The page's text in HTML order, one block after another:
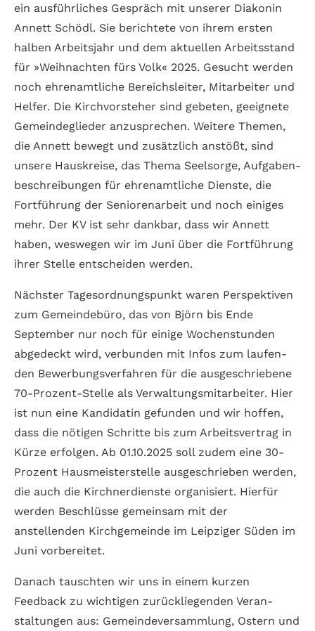
ein ausführ­liches Gespräch mit unserer Diakonin
Annett Schödl. Sie berichtete von ihrem ersten
halben Arbeits­jahr und dem aktuellen Arbeits­stand
für »Weihnachten fürs Volk« 2025. Gesucht werden
noch ehren­amt­liche Bereichs­leiter, Mitarbeiter und
Helfer. Die Kirch­vorsteher sind gebeten, geeignete
Gemeinde­glieder anzusprechen. Weitere Themen,
die Annett bewegt und zusätzlich anstößt, sind
unsere Haus­kreise, das Thema Seelsorge, Aufgaben­
beschreibungen für ehren­amtliche Dienste, die
Fort­führung der Senioren­arbeit und noch einiges
mehr. Der KV ist sehr dank­bar, dass wir Annett
haben, weswegen wir im Juni über die Fortführung
ihrer Stelle entscheiden werden.
Nächster Tages­ordnungs­punkt waren Perspektiven
zum Gemeinde­büro, das von Björn bis Ende
September nur noch für einige Wochen­stunden
abgedeckt wird, verbunden mit Infos zum laufen­
den Bewerbungs­verfahren für die ausgeschriebene
70-Prozent-Stelle als Verwaltungs­mitarbeiter. Hier
ist nun eine Kandidatin gefunden und wir hoffen,
dass die nötigen Schritte bis zum Arbeits­vertrag in
Kürze erfolgen. Ab 01.10.2025 soll zudem eine 30-
Prozent Haus­meister­stelle ausgeschrieben werden,
die auch die Kirchner­dienste organisiert. Hierfür
werden Beschlüsse gemein­sam mit der
anstellenden Kirch­gemeinde im Leipziger Süden im
Juni vorbereitet.
Danach tauschten wir uns in einem kurzen
Feedback zu wichtigen zurück­liegen­den Veran­
staltungen aus: Gemeinde­versammlung, Ostern und